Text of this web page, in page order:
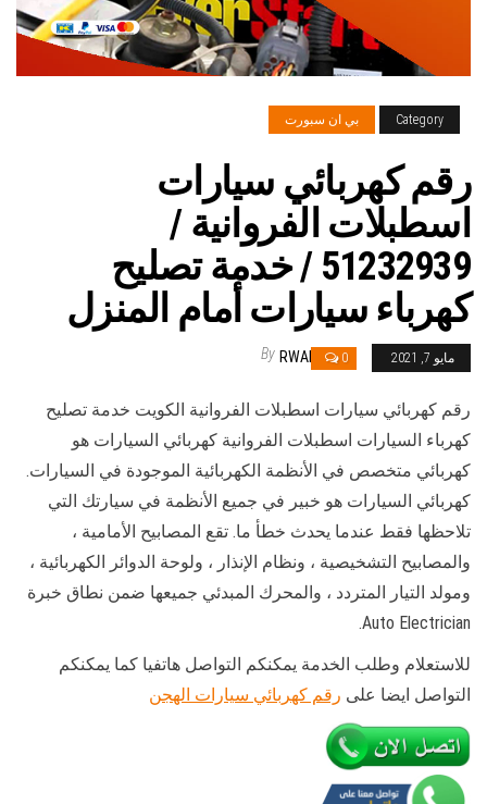
Category بي ان سبورت
رقم كهربائي سيارات
اسطبلات الفروانية /
51232939‬ / خدمة تصليح
كهرباء سيارات أمام المنزل
مايو 7, 2021 0
By RWAN
رقم كهربائي سيارات اسطبلات الفروانية الكويت خدمة تصليح
كهرباء السيارات اسطبلات الفروانية كهربائي السيارات هو
كهربائي متخصص في الأنظمة الكهربائية الموجودة في السيارات.
كهربائي السيارات هو خبير في جميع الأنظمة في سيارتك التي
تلاحظها فقط عندما يحدث خطأ ما. تقع المصابيح الأمامية ،
والمصابيح التشخيصية ، ونظام الإنذار ، ولوحة الدوائر الكهربائية ،
ومولد التيار المتردد ، والمحرك المبدئي جميعها ضمن نطاق خبرة
Auto Electrician.
للاستعلام وطلب الخدمة يمكنكم التواصل هاتفيا كما يمكنكم
التواصل ايضا على رقم كهربائي سيارات الهجن